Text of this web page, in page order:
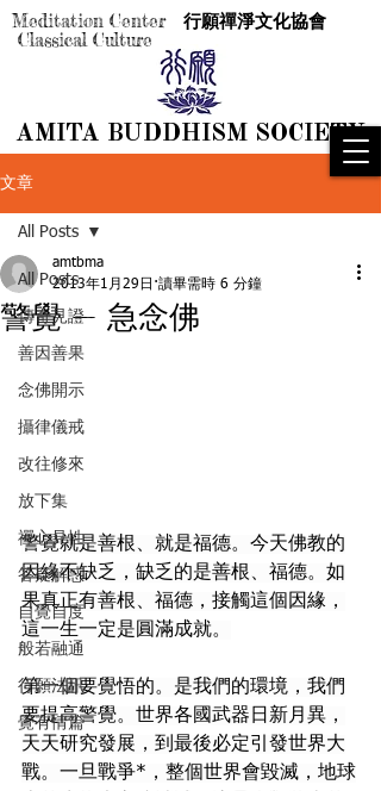
AMITA BUDDHISM SOCIETY
AMITA BUDDHISM SOCIETY
Meditation Center 行願禪淨文化協會
Classical Culture
文章
All Posts
傳奇見證
善因善果
念佛開示
攝律儀戒
改往修來
放下集
禪心見性
答疑解惑
自覺自度
般若融通
行願法訊
覺有情篇
All Posts
警覺 — 急念佛
amtbma
2013年1月29日 讀畢需時 6 分鐘
警覺就是善根、就是福德。今天佛教的
因緣不缺乏，缺乏的是善根、福德。如
果真正有善根、福德，接觸這個因緣，
這一生一定是圓滿成就。
第一個要覺悟的。是我們的環境，我們
要提高警覺。世界各國武器日新月異，
天天研究發展，到最後必定引發世界大
戰。一旦戰爭*，整個世界會毀滅，地球